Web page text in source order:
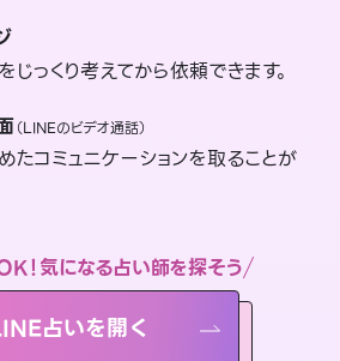
じっくり考えてから依頼できます。
（LINEのビデオ通話）
たコミュニケーションを取ることが
！気になる占い師を探そう
占いを開く